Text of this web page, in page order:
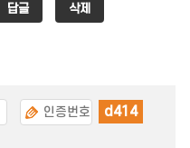
답글 삭제
d414